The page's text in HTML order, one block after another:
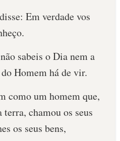
Em verdade vos
sabeis o Dia nem a
Homem há de vir.
como um homem que,
chamou os seus
os seus bens,